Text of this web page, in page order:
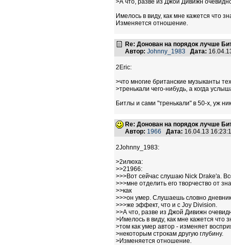
>А что, разве из Джой Дивижн
Имелось в виду, как мне кажется что
Изменяется отношение.
Re: Донован на порядок лучше
Автор: Johnny_1983 Дата:
2Eric:
>что многие британские музыканты
>тренькали чего-нибудь, а когда
Битлы и сами "тренькали" в 50-х, уж
Re: Донован на порядок лучше
Автор: 1966 Дата: 16.04.13
2Johnny_1983:
>2илюха:
>>21966:
>>>Вот сейчас слушаю Nick Drake'a.
>>>мне отделить его творчество от
>>как
>>>он умер. Слушаешь словно
>>>же эффект, что и с Joy Division.
>>А что, разве из Джой Дивижн
>Имелось в виду, как мне кажется что
>том как умер автор - изменяет
>некоторым строкам другую глубину.
>Изменяется отношение.